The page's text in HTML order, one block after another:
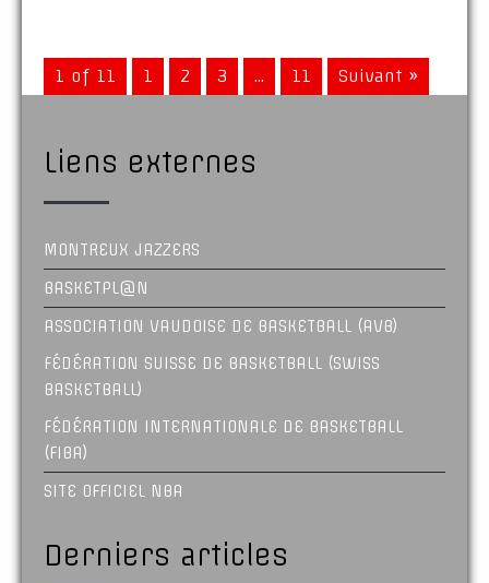
1 of 11 1 2 3 … 11 Suivant »
Liens externes
MONTREUX JAZZERS
BASKETPL@N
ASSOCIATION VAUDOISE DE BASKETBALL (AVB)
FÉDÉRATION SUISSE DE BASKETBALL (SWISS
BASKETBALL)
FÉDÉRATION INTERNATIONALE DE BASKETBALL
(FIBA)
SITE OFFICIEL NBA
Derniers articles